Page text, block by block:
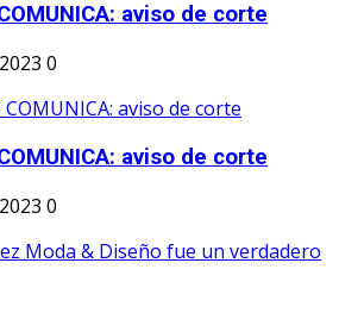
aviso de corte
0
aviso de corte
0